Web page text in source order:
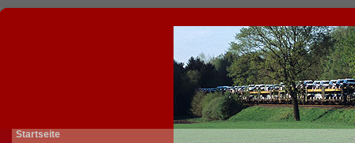
Startseite